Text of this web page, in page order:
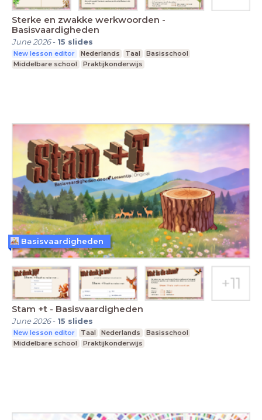
Sterke en zwakke werkwoorden -
Basisvaardigheden
June 2026- 15 slides
New lesson editor Nederlands Taal
Basisschool
Middelbare school
Praktijkonderwijs
Stam +t - Basisvaardigheden
June 2026- 15 slides
New lesson editor Taal Nederlands
Basisschool
Middelbare school
Praktijkonderwijs
Basisvaardigheden